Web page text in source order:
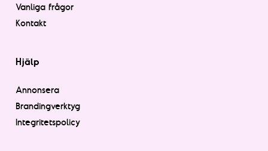
Vanliga frågor
Kontakt
Hjälp
Annonsera
Brandingverktyg
Integritetspolicy